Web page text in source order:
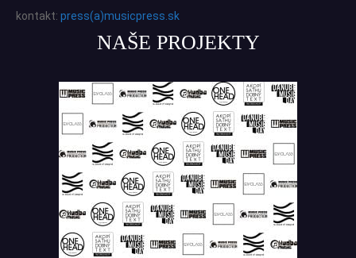
kontakt: press(a)musicpress.sk
NAŠE PROJEKTY